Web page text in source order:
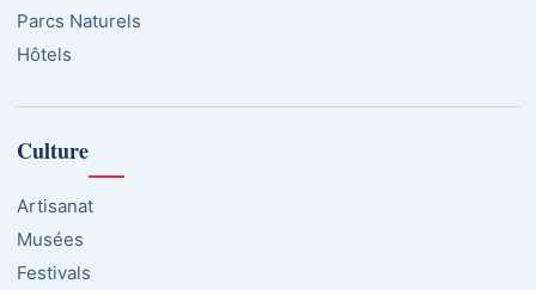
Parcs Naturels
Hôtels
Culture
Artisanat
Musées
Festivals